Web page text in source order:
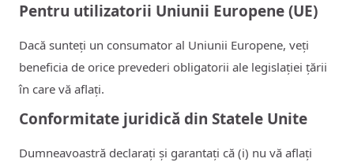
Pentru utilizatorii Uniunii Europene (UE)
Dacă sunteți un consumator al Uniunii Europene, veți
beneficia de orice prevederi obligatorii ale legislației țării
în care vă aflați.
Conformitate juridică din Statele Unite
Dumneavoastră declarați și garantați că (i) nu vă aflați